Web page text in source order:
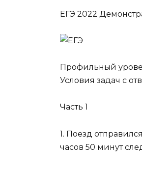
ЕГЭ 2022
Профильный
Условия задач с
Часть 1
1. Поезд
часов 50 минут